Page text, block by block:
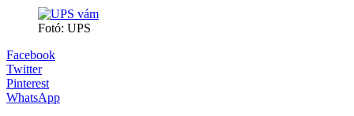
Fotó: UPS
Facebook
Twitter
Pinterest
WhatsApp